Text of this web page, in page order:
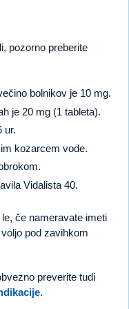
pozorno preberite
bolnikov je 10 mg.
je 20 mg (1 tableta).
ur.
kozarcem vode.
Vidalista 40.
če nameravate imeti
pod zavihkom
preverite tudi
.